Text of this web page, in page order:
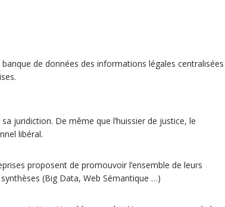
de données des informations légales centralisées
juridiction. De même que l’huissier de justice, le
libéral.
proposent de promouvoir l’ensemble de leurs
(Big Data, Web Sémantique …)